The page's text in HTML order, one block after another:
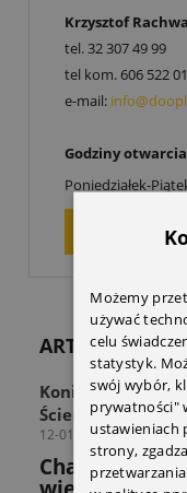
Krzysztof
tel.32 307 49 99
tel kom.606 522
e-mail:
Godziny
Poniedziałek-
ZAPYTAJ
ARTYKUŁY
Koniec z
Ścienny THULE
12-01-2026
Chaos w
Możemy
używać
celu
statystyk.
swój wybór,
prywatności"
ustawieniach
strony,